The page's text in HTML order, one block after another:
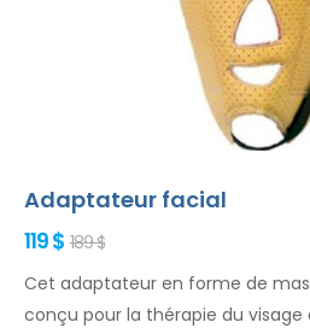
Adaptateur facial
119 $ 189 $
Cet adaptateur en forme de
conçu pour la thérapie du visage